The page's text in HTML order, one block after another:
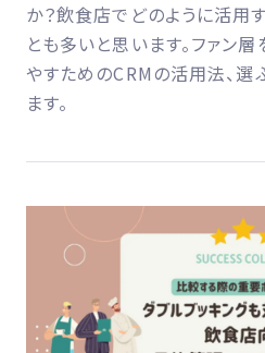
か？飲食店でどのように活用
とも多いと思います。ファン
やすためのCRMの活用法、選
ます。